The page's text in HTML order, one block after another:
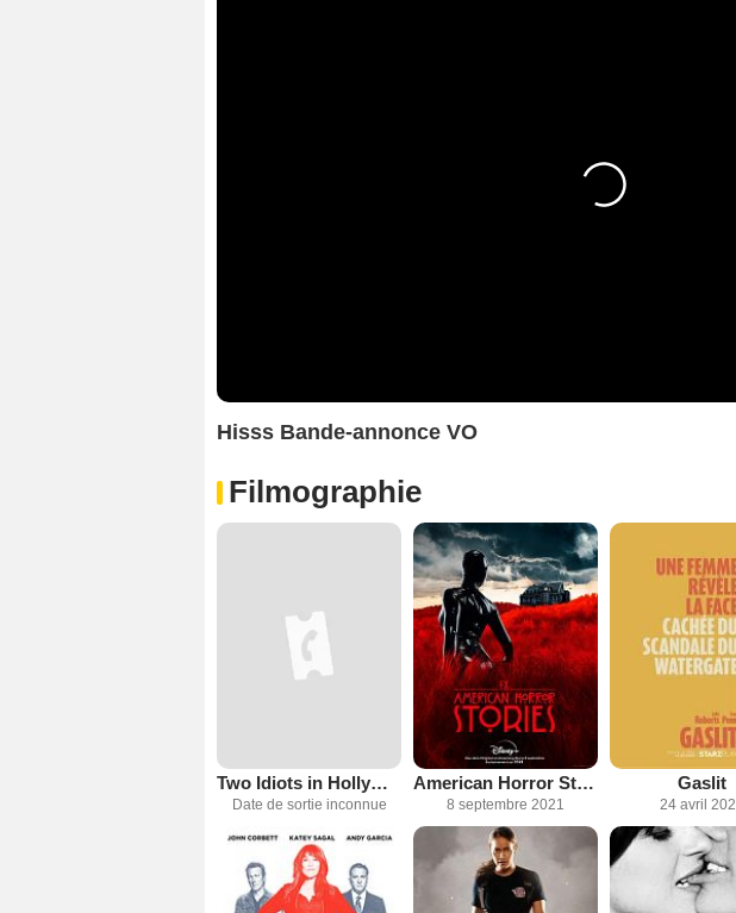
Hisss Bande-annonce VO
Filmographie
Two Idiots in Hollywood
Date de sortie inconnue
American Horror Stories
8 septembre 2021
Gaslit
24 avril